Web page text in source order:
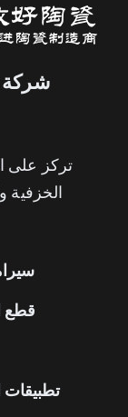
شركة
تركز على
الخزفية
قطع
تطبيقات